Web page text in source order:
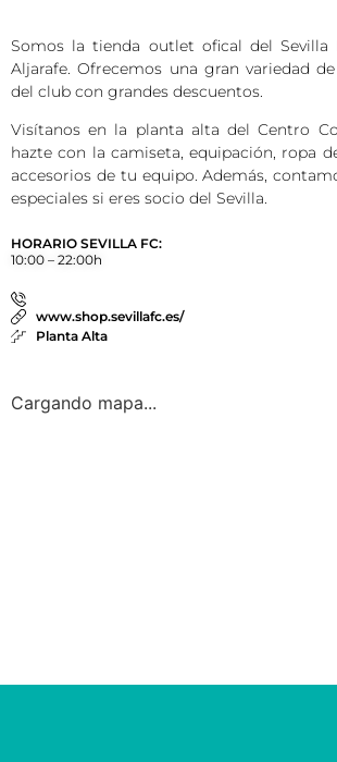
Somos la tienda outlet ofical del
Aljarafe. Ofrecemos una gran variedad
del club con grandes descuentos.
Visítanos en la planta alta del Centro
hazte con la camiseta, equipación, ropa
accesorios de tu equipo. Además,
especiales si eres socio del Sevilla.
HORARIO SEVILLA FC:
10:00 – 22:00h
www.shop.sevillafc.es/
Planta Alta
Cargando mapa...